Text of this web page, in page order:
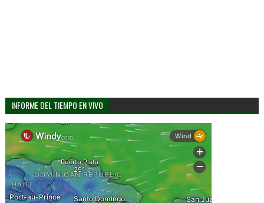
INFORME DEL TIEMPO EN VIVO